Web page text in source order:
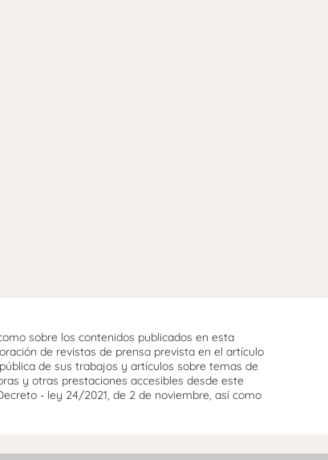
sobre los contenidos publicados en esta
de revistas de prensa prevista en el artículo
de sus trabajos y artículos sobre temas de
y otras prestaciones accesibles desde este
- ley 24/2021, de 2 de noviembre, así como